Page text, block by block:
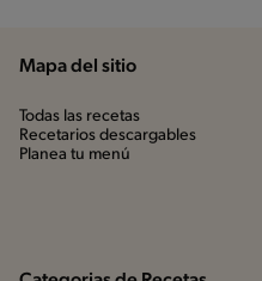
Mapa del sitio
Todas las recetas
Recetarios descargables
Planea tu menú